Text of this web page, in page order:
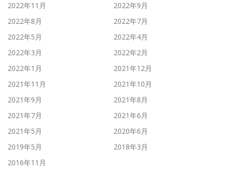
2022年11月
2022年9月
2022年8月
2022年7月
2022年5月
2022年4月
2022年3月
2022年2月
2022年1月
2021年12月
2021年11月
2021年10月
2021年9月
2021年8月
2021年7月
2021年6月
2021年5月
2020年6月
2019年5月
2018年3月
2016年11月